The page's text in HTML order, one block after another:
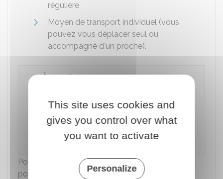
régulière
Moyen de transport individuel (vous
pouvez vous déplacer seul ou
accompagné d'un proche).
À savoir
compris lorsqu'ils sont opérés par des
transporteurs privés, sont intégralement pris
en charge par l'Assurance maladie
obligatoire.
Pour trouver un VSL ou une ambulance, vous
pouvez consulter le site internet Annuaire santé
This site uses cookies and
gives you control over what
you want to activate
Personalize